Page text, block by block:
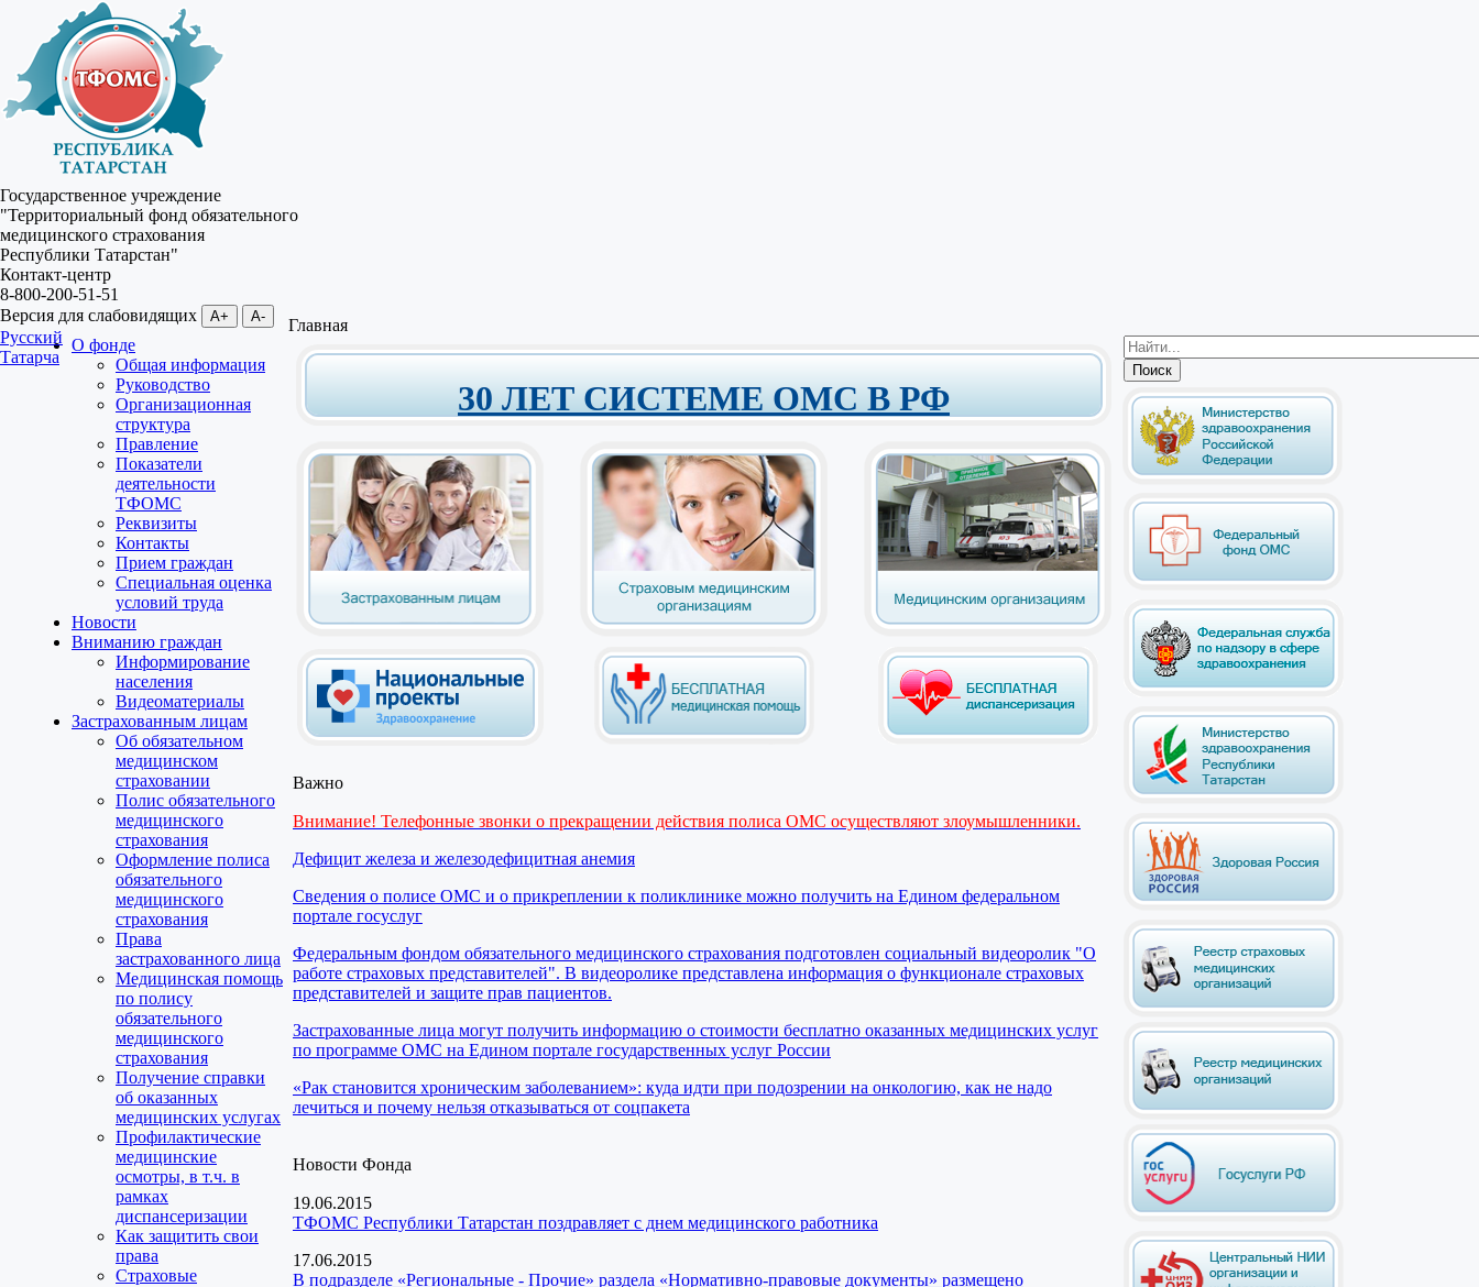
Государственное учреждение
"Территориальный фонд обязательного
медицинского страхования
Республики Татарстан"
Контакт-центр
8-800-200-51-51
Версия для слабовидящих
A+ A-
Русский
Татарча
О фонде
Общая информация
Руководство
Организационная
структура
Правление
Показатели
деятельности
ТФОМС
Реквизиты
Контакты
Прием граждан
Специальная оценка
условий труда
Новости
Вниманию граждан
Информирование
населения
Видеоматериалы
Застрахованным лицам
Об обязательном
медицинском
страховании
Полис обязательного
медицинского
страхования
Оформление полиса
обязательного
медицинского
страхования
Права
застрахованного лица
Медицинская помощь
по полису
обязательного
медицинского
страхования
Получение справки
об оказанных
медицинских услугах
Профилактические
медицинские
осмотры, в т.ч. в
рамках
диспансеризации
Как защитить свои
права
Страховые
Главная
30 ЛЕТ СИСТЕМЕ ОМС В РФ
Важно
Внимание! Телефонные звонки о прекращении действия полиса ОМС осуществляют злоумышленники.
Дефицит железа и железодефицитная анемия
Сведения о полисе ОМС и о прикреплении к поликлинике можно получить на Едином федеральном
портале госуслуг
Федеральным фондом обязательного медицинского страхования подготовлен социальный видеоролик "О
работе страховых представителей". В видеоролике представлена информация о функционале страховых
представителей и защите прав пациентов.
Застрахованные лица могут получить информацию о стоимости бесплатно оказанных медицинских услуг
по программе ОМС на Едином портале государственных услуг России
«Рак становится хроническим заболеванием»: куда идти при подозрении на онкологию, как не надо
лечиться и почему нельзя отказываться от соцпакета
Новости Фонда
19.06.2015
ТФОМС Республики Татарстан поздравляет с днем медицинского работника
17.06.2015
В подразделе «Региональные - Прочие» раздела «Нормативно-правовые документы» размещено